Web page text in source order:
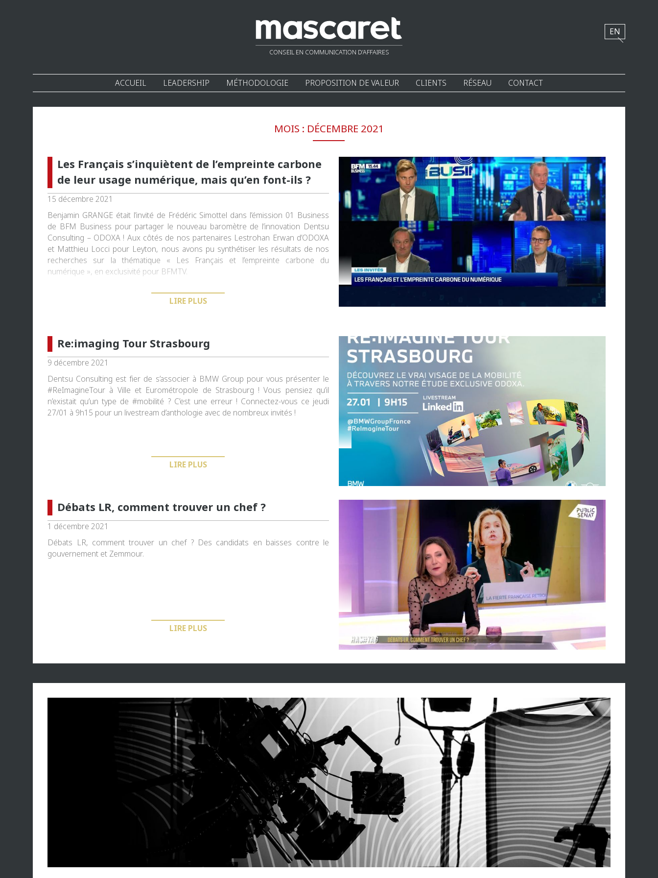
CONSEIL EN COMMUNICATION D’AFFAIRES
ACCUEIL LEADERSHIP MÉTHODOLOGIE PROPOSITION DE VALEUR CLIENTS RÉSEAU CONTACT
EN
MOIS : DÉCEMBRE 2021
Les Français s’inquiètent de l’empreinte carbone
de leur usage numérique, mais qu’en font-ils ?
15 décembre 2021
Benjamin GRANGE était l’invité de Frédéric Simottel dans l’émission 01 Business
de BFM Business pour partager le nouveau baromètre de l’innovation Dentsu
Consulting – ODOXA ! Aux côtés de nos partenaires Lestrohan Erwan d’ODOXA
et Matthieu Locci pour Leyton, nous avons pu synthétiser les résultats de nos
recherches sur la thématique « Les Français et l’empreinte carbone du
numérique », en exclusivité pour BFMTV.
LIRE PLUS
Re:imaging Tour Strasbourg
9 décembre 2021
Dentsu Consulting est fier de s’associer à BMW Group pour vous présenter le
#ReImagineTour à Ville et Eurométropole de Strasbourg ! Vous pensiez qu’il
n’existait qu’un type de #mobilité ? C’est une erreur ! Connectez-vous ce jeudi
27/01 à 9h15 pour un livestream d’anthologie avec de nombreux invités !
LIRE PLUS
Débats LR, comment trouver un chef ?
1 décembre 2021
Débats LR, comment trouver un chef ? Des candidats en baisses contre le
gouvernement et Zemmour.
LIRE PLUS